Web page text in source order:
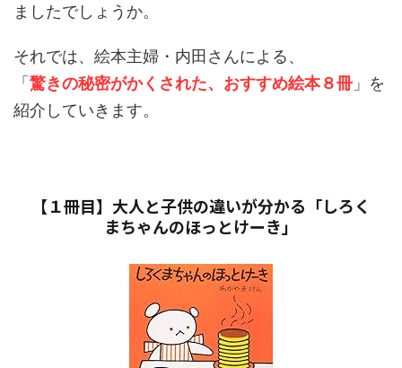
ましたでしょうか。
それでは、絵本主婦・内田さんによる、
「驚きの秘密がかくされた、おすすめ絵本８冊 」を
紹介していきます。
【１冊目】大人と子供の違いが分かる「しろく
まちゃんのほっとけーき」